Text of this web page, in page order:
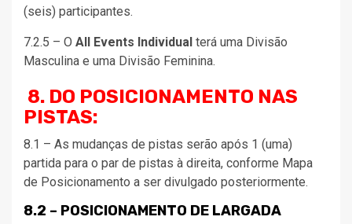
(seis) participantes.
7.2.5 – O All Events Individual terá uma Divisão
Masculina e uma Divisão Feminina.
8. DO POSICIONAMENTO NAS
PISTAS:
8.1 – As mudanças de pistas serão após 1 (uma)
partida para o par de pistas à direita, conforme Mapa
de Posicionamento a ser divulgado posteriormente.
8.2 – POSICIONAMENTO DE LARGADA